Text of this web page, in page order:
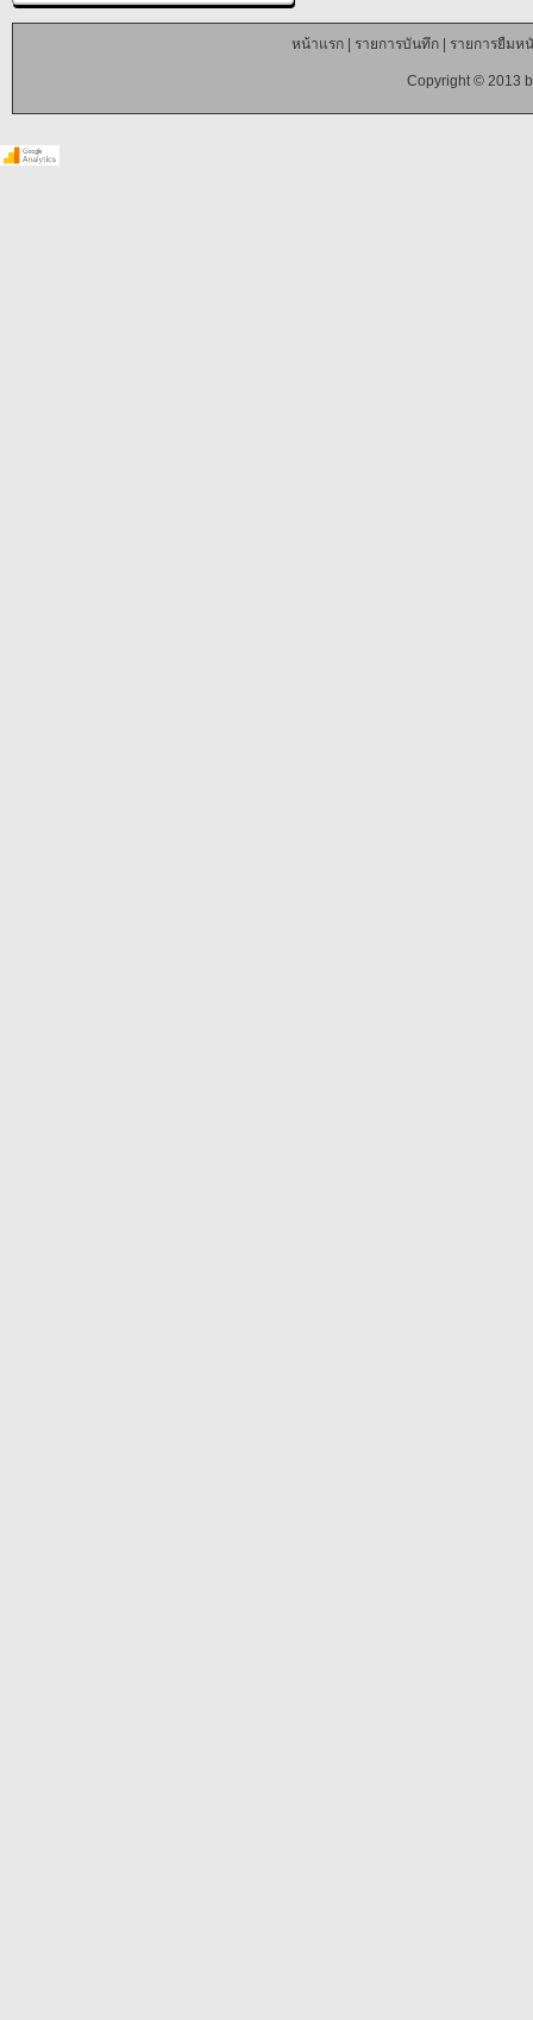
หน้าแรก| รายการบันทึก| รายการยืมห
Copyright © 2013